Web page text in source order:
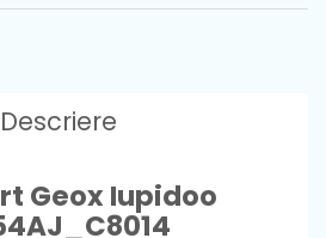
Descriere
Geox Iupidoo